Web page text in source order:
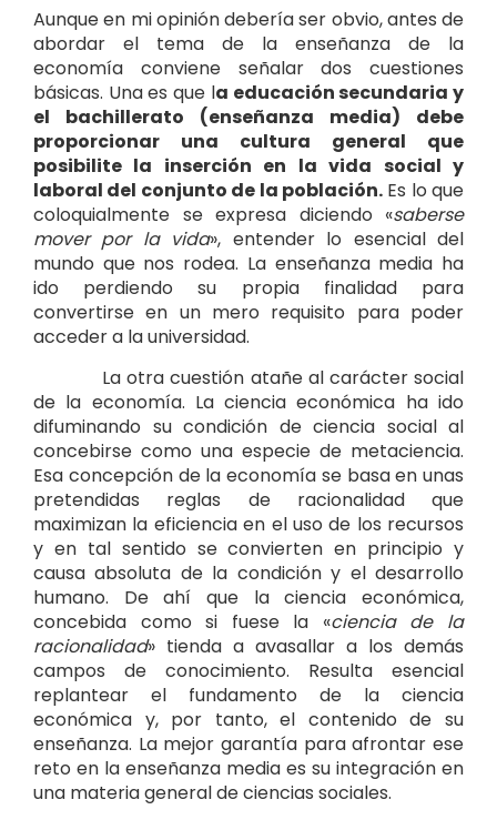
Aunque en mi opinión debería ser obvio, antes de
abordar el tema de la enseñanza de la
economía conviene señalar dos cuestiones
básicas. Una es que la educación secundaria y
el bachillerato (enseñanza media) debe
proporcionar una cultura general que
posibilite la inserción en la vida social y
laboral del conjunto de la población.Es lo que
coloquialmente se expresa diciendo «saberse
mover por la vida», entender lo esencial del
mundo que nos rodea. La enseñanza media ha
ido perdiendo su propia finalidad para
convertirse en un mero requisito para poder
acceder a la universidad.
La otra cuestión atañe al carácter social
de la economía. La ciencia económica ha ido
difuminando su condición de ciencia social al
concebirse como una especie de metaciencia.
Esa concepción de la economía se basa en unas
pretendidas reglas de racionalidad que
maximizan la eficiencia en el uso de los recursos
y en tal sentido se convierten en principio y
causa absoluta de la condición y el desarrollo
humano. De ahí que la ciencia económica,
concebida como si fuese la «ciencia de la
racionalidad» tienda a avasallar a los demás
campos de conocimiento. Resulta esencial
replantear el fundamento de la ciencia
económica y, por tanto, el contenido de su
enseñanza. La mejor garantía para afrontar ese
reto en la enseñanza media es su integración en
una materia general de ciencias sociales.